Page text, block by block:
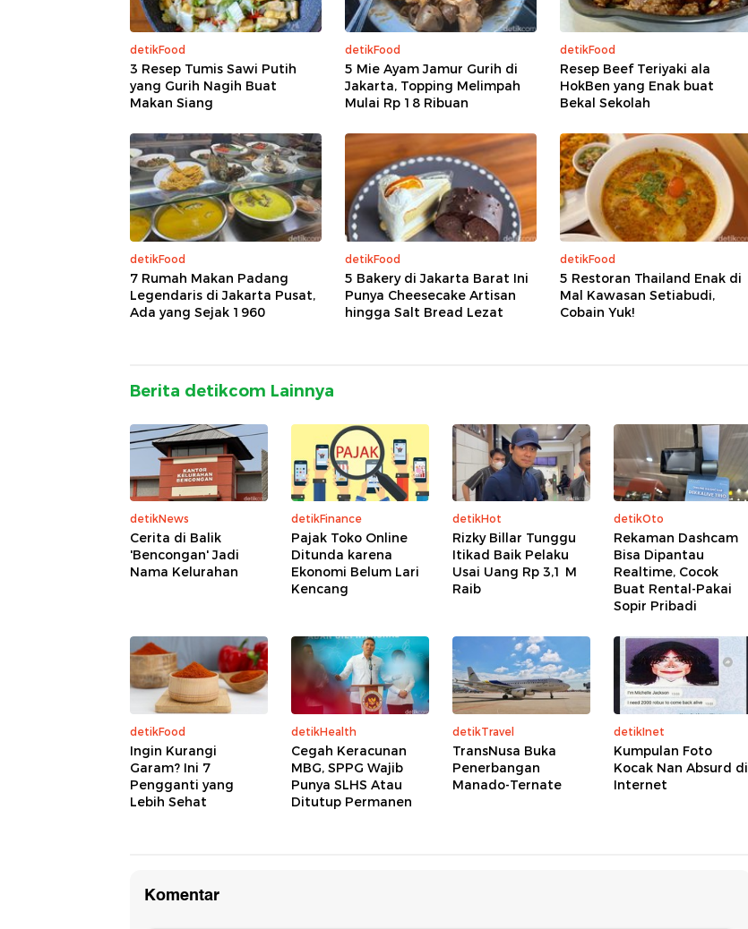
detikFood
3 Resep Tumis Sawi Putih
yang Gurih Nagih Buat
Makan Siang
detikFood
5 Mie Ayam Jamur Gurih di
Jakarta, Topping Melimpah
Mulai Rp 18 Ribuan
detikFood
Resep Beef Teriyaki ala
HokBen yang Enak buat
Bekal Sekolah
detikFood
7 Rumah Makan Padang
Legendaris di Jakarta Pusat,
Ada yang Sejak 1960
detikFood
5 Bakery di Jakarta Barat Ini
Punya Cheesecake Artisan
hingga Salt Bread Lezat
detikFood
5 Restoran Thailand Enak di
Mal Kawasan Setiabudi,
Cobain Yuk!
Berita detikcom Lainnya
detikNews
Cerita di Balik
'Bencongan' Jadi
Nama Kelurahan
detikFinance
Pajak Toko Online
Ditunda karena
Ekonomi Belum Lari
Kencang
detikHot
Rizky Billar Tunggu
Itikad Baik Pelaku
Usai Uang Rp 3,1 M
Raib
detikOto
Rekaman Dashcam
Bisa Dipantau
Realtime, Cocok
Buat Rental-Pakai
Sopir Pribadi
detikFood
Ingin Kurangi
Garam? Ini 7
Pengganti yang
Lebih Sehat
detikHealth
Cegah Keracunan
MBG, SPPG Wajib
Punya SLHS Atau
Ditutup Permanen
detikTravel
TransNusa Buka
Penerbangan
Manado-Ternate
detikInet
Kumpulan Foto
Kocak Nan Absurd di
Internet